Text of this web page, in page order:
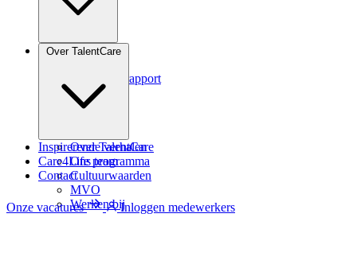
Zindicator
Zindicator rapport
Over TalentCare
Over TalentCare
Ons team
Cultuurwaarden
MVO
Werken bij
Inspirerende verhalen
Care4Life programma
Contact
Onze vacatures Inloggen medewerkers